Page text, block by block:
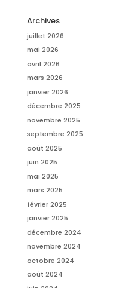
Archives
juillet 2026
mai 2026
avril 2026
mars 2026
janvier 2026
décembre 2025
novembre 2025
septembre 2025
août 2025
juin 2025
mai 2025
mars 2025
février 2025
janvier 2025
décembre 2024
novembre 2024
octobre 2024
août 2024